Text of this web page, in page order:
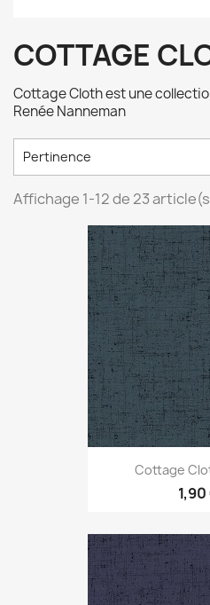
COTTAGE
Cottage Cloth est une
Renée Nanneman
Pertinence
Affichage 1-12 de 23
Cottage